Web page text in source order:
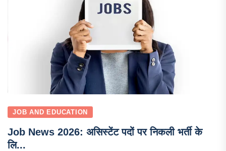
JOB AND EDUCATION
Job News 2026: असिस्टेंट पदों पर निकली भर्ती के
लि...